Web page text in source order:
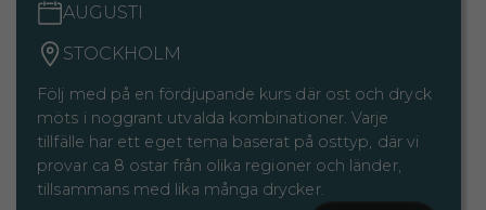
AUGUSTI
STOCKHOLM
Följ med på en fördjupande kurs där ost och dryck
möts i noggrant utvalda kombinationer. Varje
tillfälle har ett eget tema baserat på osttyp, där vi
provar ca 8 ostar från olika regioner och länder,
tillsammans med lika många drycker.